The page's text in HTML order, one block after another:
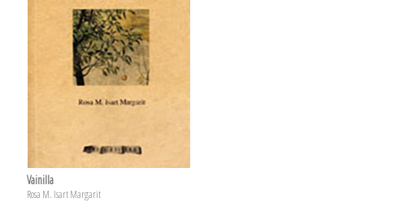
Vainilla
Rosa M. Isart Margarit